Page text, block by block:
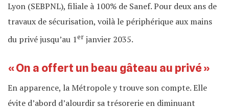
Lyon (SEBPNL), filiale à 100% de Sanef. Pour deux ans de
travaux de sécurisation, voilà le périphérique aux mains
du privé jusqu’au 1er janvier 2035.
« On a offert un beau gâteau au privé »
En apparence, la Métropole y trouve son compte. Elle
évite d’abord d’alourdir sa trésorerie en diminuant